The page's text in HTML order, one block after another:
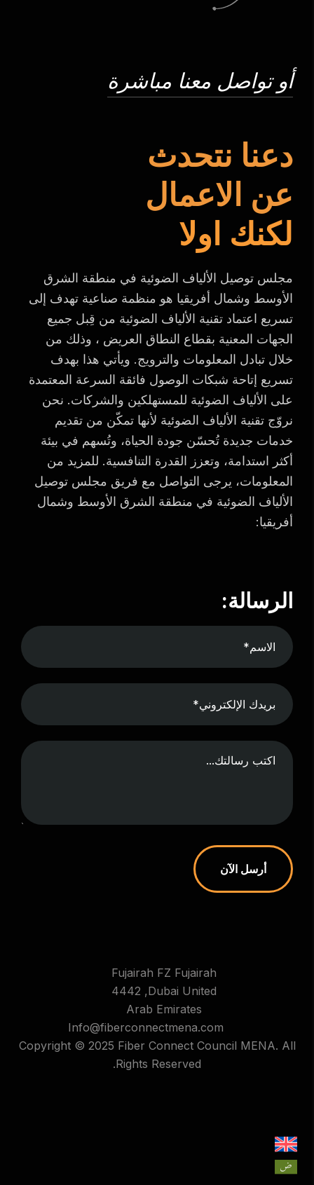
أو تواصل معنا مباشرة
دعنا نتحدث
عن الاعمال
لكنك اولا
مجلس توصيل الألياف الضوئية في منطقة الشرق
الأوسط وشمال أفريقيا هو منظمة صناعية تهدف إلى
تسريع اعتماد تقنية الألياف الضوئية من قِبل جميع
الجهات المعنية بقطاع النطاق العريض ، وذلك من
خلال تبادل المعلومات والترويج. ويأتي هذا بهدف
تسريع إتاحة شبكات الوصول فائقة السرعة المعتمدة
على الألياف الضوئية للمستهلكين والشركات. نحن
نروّج تقنية الألياف الضوئية لأنها تمكّن من تقديم
خدمات جديدة تُحسّن جودة الحياة، وتُسهم في بيئة
أكثر استدامة، وتعزز القدرة التنافسية. للمزيد من
المعلومات، يرجى التواصل مع فريق مجلس توصيل
الألياف الضوئية في منطقة الشرق الأوسط وشمال
أفريقيا:
الرسالة:
أرسل الآن
Fujairah FZ Fujairah
4442 ,Dubai United
Arab Emirates
Info@fiberconnectmena.com
Copyright © 2025 Fiber Connect Council MENA. All
Rights Reserved.